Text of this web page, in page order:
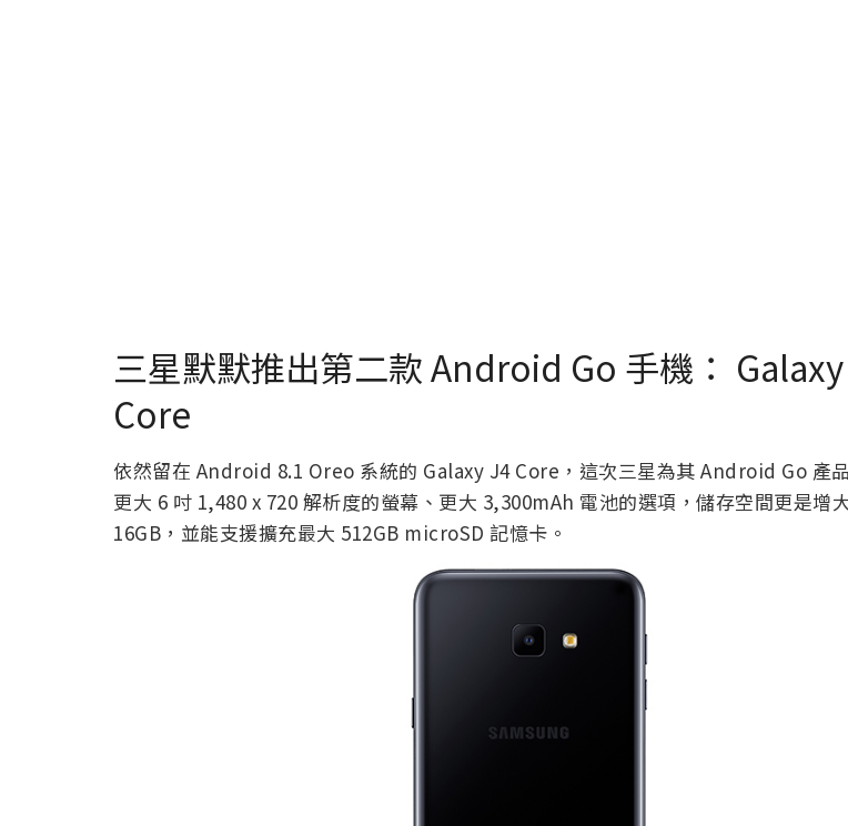
三星默默推出第二款 Android Go 手機：
Core
依然留在 Android 8.1 Oreo 系統的 Galaxy J4 Core，這次三星為其 Android Go 產
更大 6 吋 1,480 x 720 解析度的螢幕、更大 3,300mAh 電池的選項，儲存空間更是增
16GB，並能支援擴充最大 512GB microSD 記憶卡。